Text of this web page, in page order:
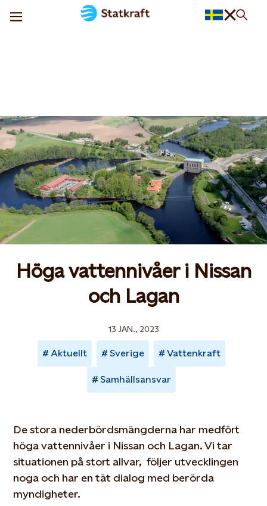
Höga vattennivåer i Nissan
och Lagan
13 JAN., 2023
Aktuellt Sverige Vattenkraft
Samhällsansvar
De stora nederbördsmängderna har medfört
höga vattennivåer i Nissan och Lagan. Vi tar
situationen på stort allvar, följer utvecklingen
noga och har en tät dialog med berörda
myndigheter.